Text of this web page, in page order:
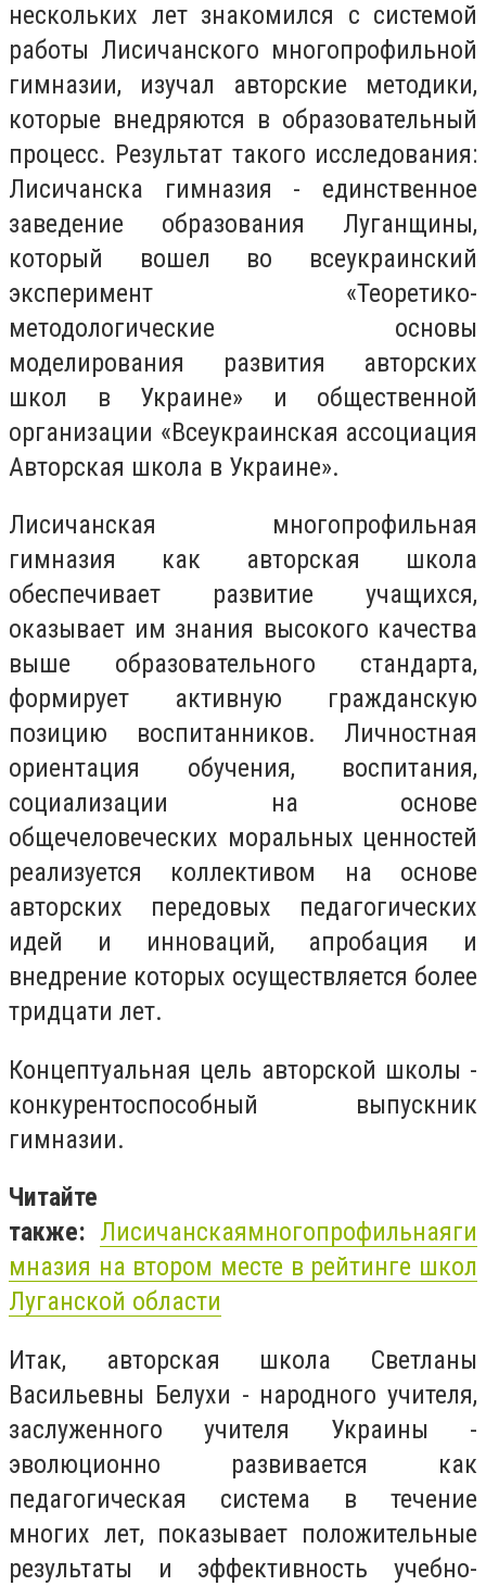
нескольких лет знакомился с системой
работы Лисичанского многопрофильной
гимназии, изучал авторские методики,
которые внедряются в образовательный
процесс. Результат такого исследования:
Лисичанска гимназия - единственное
заведение образования Луганщины,
который вошел во всеукраинский
эксперимент «Теоретико-
методологические основы
моделирования развития авторских
школ в Украине» и общественной
организации «Всеукраинская ассоциация
Авторская школа в Украине».
Лисичанская многопрофильная
гимназия как авторская школа
обеспечивает развитие учащихся,
оказывает им знания высокого качества
выше образовательного стандарта,
формирует активную гражданскую
позицию воспитанников. Личностная
ориентация обучения, воспитания,
социализации на основе
общечеловеческих моральных ценностей
реализуется коллективом на основе
авторских передовых педагогических
идей и инноваций, апробация и
внедрение которых осуществляется более
тридцати лет.
Концептуальная цель авторской школы -
конкурентоспособный выпускник
гимназии.
Читайте
также: Лисичанскаямногопрофильнаяги
мназия на втором месте в рейтинге школ
Луганской области
Итак, авторская школа Светланы
Васильевны Белухи - народного учителя,
заслуженного учителя Украины -
эволюционно развивается как
педагогическая система в течение
многих лет, показывает положительные
результаты и эффективность учебно-